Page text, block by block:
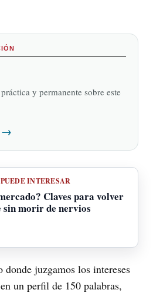
y permanente sobre este
→
INTERESAR
Claves para volver
sin morir de nervios
juzgamos los intereses
un perfil de 150 palabras,